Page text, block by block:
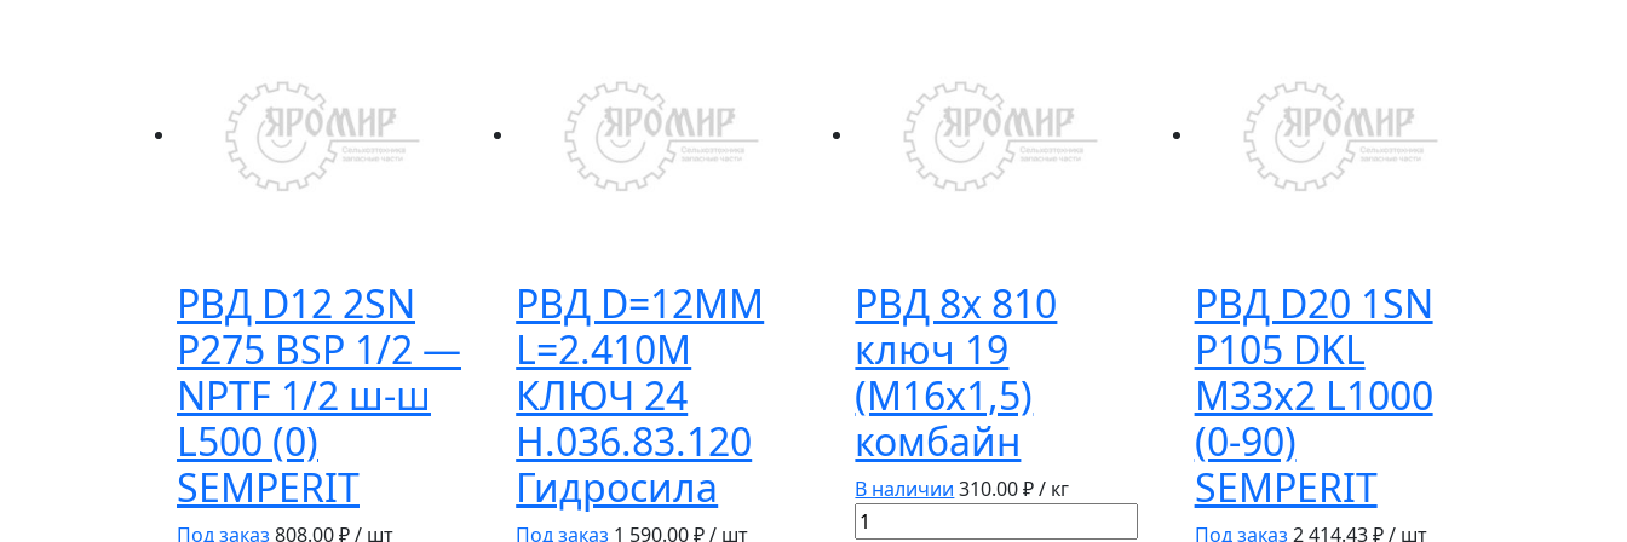
РВД D12 2SN
P275 BSP 1/2 —
NPTF 1/2 ш-ш
L500 (0)
SEMPERIT
Под заказ 808.00₽ / шт
РВД D=12ММ
L=2.410М
КЛЮЧ 24
Н.036.83.120
Гидросила
Под заказ 1 590.00₽ / шт
РВД 8х 810
ключ 19
(М16х1,5)
комбайн
В наличии 310.00₽ / кг
Количество
РВД D20 1SN
P105 DKL
M33х2 L1000
(0-90)
SEMPERIT
Под заказ 2 414.43₽ / шт